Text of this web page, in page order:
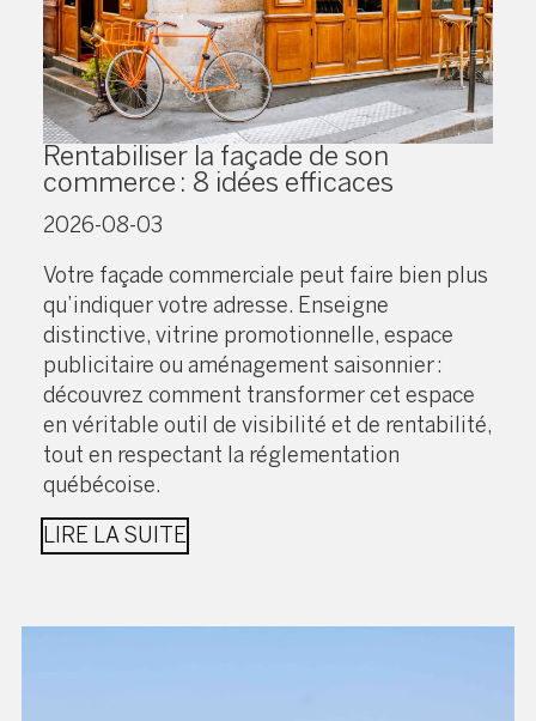
Rentabiliser la façade de son
commerce : 8 idées efficaces
2026-08-03
Votre façade commerciale peut faire bien plus
qu’indiquer votre adresse. Enseigne
distinctive, vitrine promotionnelle, espace
publicitaire ou aménagement saisonnier :
découvrez comment transformer cet espace
en véritable outil de visibilité et de rentabilité,
tout en respectant la réglementation
québécoise.
LIRE LA SUITE